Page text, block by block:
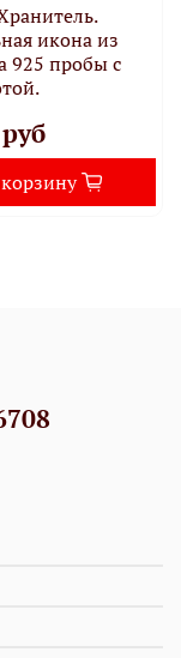
икона из
925 пробы с